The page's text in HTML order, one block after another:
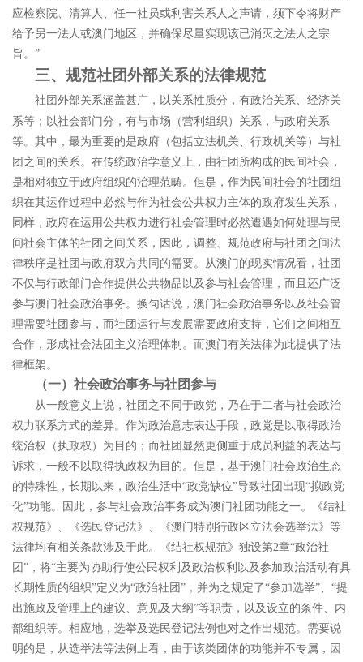
应检察院、清算人、任一社员或利害关系人之声请，须下令将财产
给予另一法人或澳门地区，并确保尽量实现该已消灭之法人之宗
旨。 ”
三、规范社团外部关系的法律规范
社团外部关系涵盖甚广，以关系性质分，有政治关系、经济关
系等；以社会部门分，有与市场（营利组织）关系，与政府关系
等。其中，最为重要的是政府（包括立法机关、行政机关等）与社
团之间的关系。在传统政治学意义上，由社团所构成的民间社会，
是相对独立于政府组织的治理范畴。但是，作为民间社会的社团组
织在其运作过程中必然与作为社会公共权力主体的政府发生关系，
同样，政府在运用公共权力进行社会管理时必然遭遇如何处理与民
间社会主体的社团之间关系，因此，调整、规范政府与社团之间法
律秩序是社团与政府双方共同的需要。从澳门的现实情况看，社团
不仅与行政部门合作提供公共物品以及参与社会管理，而且还广泛
参与澳门社会政治事务。换句话说，澳门社会政治事务以及社会管
理需要社团参与，而社团运行与发展需要政府支持，它们之间相互
合作，形成社会法团主义治理体制。 而澳门有关法律为此提供了法
律框架。
（一）社会政治事务与社团参与
从一般意义上说，社团之不同于政党，乃在于二者与社会政治
权力联系方式的差异。作为政治意志表达手段，政党是以取得政治
统治权（执政权）为目的；而社团显然更侧重于成员利益的表达与
诉求，一般不以取得执政权为目的。但是，基于澳门社会政治生态
的特殊性，长期以来，政治生活中“政党缺位”导致社团出现“拟政党
化”功能。因此，参与社会政治事务成为澳门社团功能之一。《结社
权规范》、《选民登记法》、《澳门特别行政区立法会选举法》等
法律均有相关条款涉及于此。《结社权规范》独设第2章“政治社
团 ” ， 将“主要为协助行使公民权利及政治权利以及参加政治活动有具
长期性质的组织”定义为“政治社团 ” ，并为之规定了“参加选举”、 “提
出施政及管理上的建议、意见及大纲”等职责，以及设立的条件、内
部组织等。相应地，选举及选民登记法例也对之作出规范。需要说
明的是，从选举法等法例上看，由于该类团体的功能并不专属，因